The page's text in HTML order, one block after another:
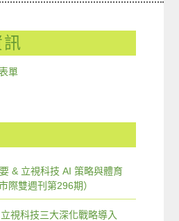
單
& 立視科技 AI 策略與體育
際雙週刊第296期）
視科技三大深化戰略導入